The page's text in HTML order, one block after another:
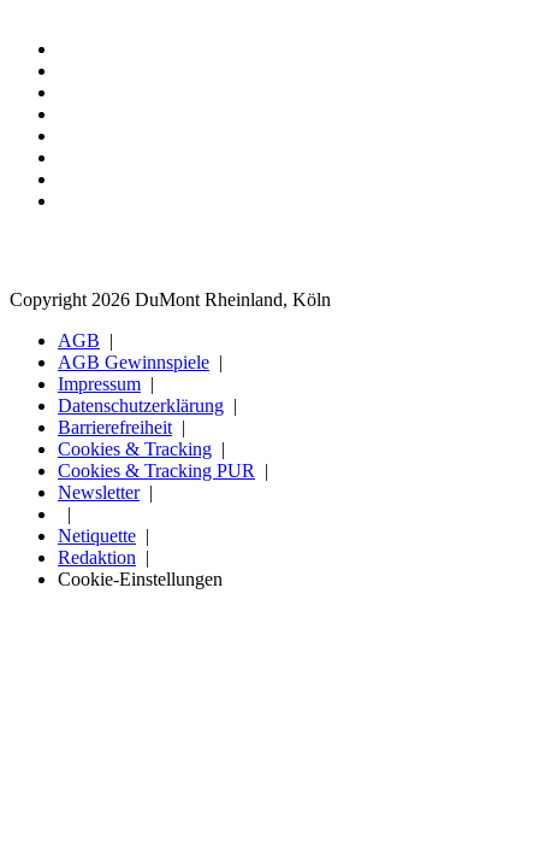
Copyright 2026 DuMont Rheinland, Köln
AGB
AGB Gewinnspiele
Impressum
Datenschutzerklärung
Barrierefreiheit
Cookies & Tracking
Cookies & Tracking PUR
Newsletter
Netiquette
Redaktion
Cookie-Einstellungen